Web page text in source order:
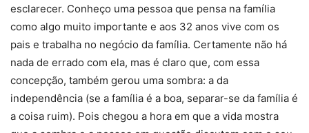
esclarecer. Conheço uma pessoa que pensa na família
como algo muito importante e aos 32 anos vive com os
pais e trabalha no negócio da família. Certamente não há
nada de errado com ela, mas é claro que, com essa
concepção, também gerou uma sombra: a da
independência (se a família é a boa, separar-se da família é
a coisa ruim). Pois chegou a hora em que a vida mostra